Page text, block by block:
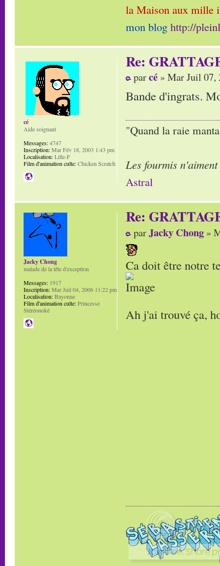
la Maison aux mille
mon blog http://
Re:
parcé » Mar Juil 07,
Bande d'ingrats.
"Quand la raie
Les fourmis
Astral
cé
Aide soignant
Messages:4747
Inscription:Mar Fév 18, 2003 1:43 pm
Localisation:Lille-F
Film d'animation culte:Chicken Scratch
Re:
parJacky Chong »
Ca doit être notre
Ah j'ai trouvé ça,
Jacky Chong
malade de la tête d'exception
Messages: 1917
Inscription:Mar Juil 04, 2006 11:22 pm
Localisation:Bayonne
Film d'animation culte:Princesse
Stéréonoké